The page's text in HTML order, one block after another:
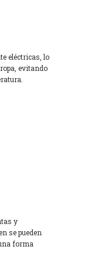
eléctricas, lo
evitando
y
se pueden
forma